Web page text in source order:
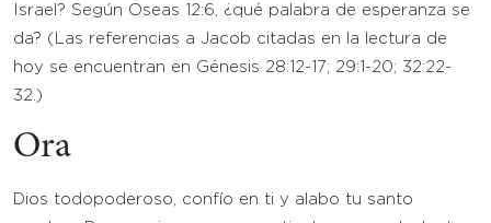
Israel? Según Oseas 12:6, ¿qué palabra de esperanza se
da? (Las referencias a Jacob citadas en la lectura de
hoy se encuentran en Génesis 28:12-17; 29:1-20; 32:22-
32.)
Ora
Dios todopoderoso, confío en ti y alabo tu santo